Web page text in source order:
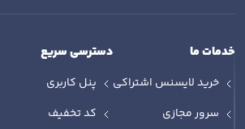
خدمات ما
خرید لایسنس اشتراکی
سرور مجازی
دسترسی سریع
پنل کاربری
کد تخفیف